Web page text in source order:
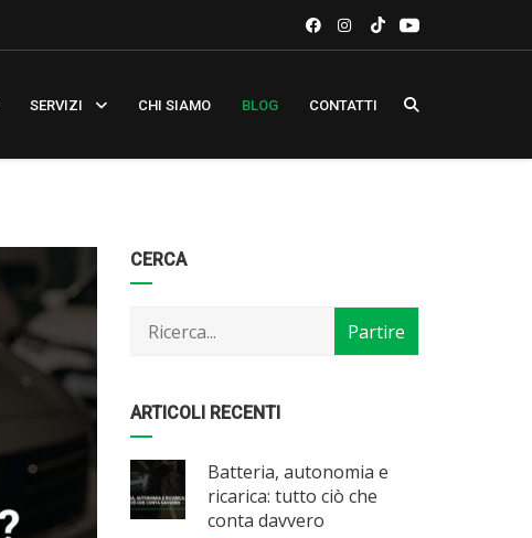
SERVIZI CHI SIAMO BLOG CONTATTI
CERCA
ARTICOLI RECENTI
Batteria, autonomia e
ricarica: tutto ciò che
conta davvero
Categorie
Articoli
per